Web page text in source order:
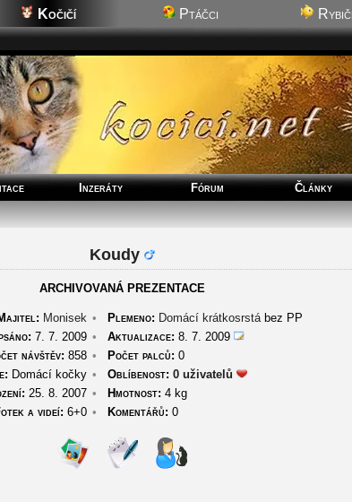
Kočičí Ptáčci
Inzeráty Fórum Články
Koudy
ARCHIVOVANÁ PREZENTACE
Monisek • Plemeno: Domácí krátkosrstábez PP
7. 7. 2009 • Aktualizace: 8. 7. 2009
návštěv: 858 • Počet palců: 0
Domácí kočky • Oblíbenost: 0 uživatelů
25. 8. 2007 • Hmotnost: 4 kg
a videí: 6+0 • Komentářů: 0